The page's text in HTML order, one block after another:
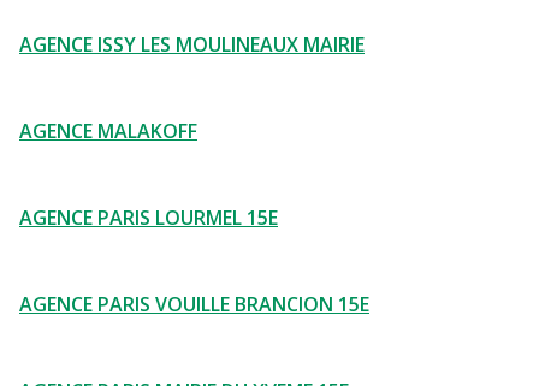
AGENCE ISSY LES MOULINEAUX MAIRIE
AGENCE MALAKOFF
AGENCE PARIS LOURMEL 15E
AGENCE PARIS VOUILLE BRANCION 15E